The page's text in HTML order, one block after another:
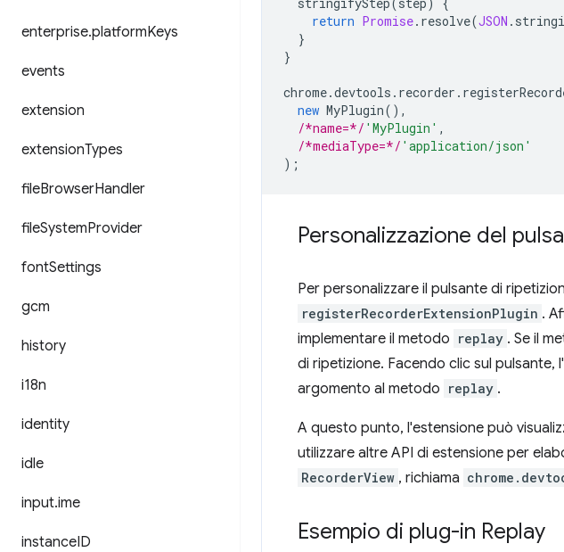
enterprise.platformKeys
events
extension
extensionTypes
fileBrowserHandler
fileSystemProvider
fontSettings
gcm
history
i18n
identity
idle
input.ime
instanceID
return Promise. resolve(JSON .
}
}
chrome.devtools . recorder .
new MyPlugin(),
/*name=*/ 'MyPlugin' ,
/*mediaType=*/ 'application/json'
);
Personalizzazione del
Per personalizzare il pulsante di
registerRecorderExtensionPlugin .
implementare il metodo replay . Se il
di ripetizione. Facendo clic sul
argomento al metodo replay .
A questo punto, l'estensione può
utilizzare altre API di estensione per
RecorderView , richiama
Esempio di plug-in Replay